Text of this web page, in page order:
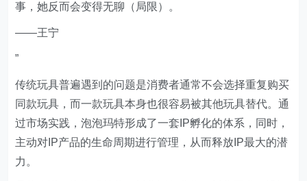
事，她反而会变得无聊（局限）。
——王宁
”
传统玩具普遍遇到的问题是消费者通常不会选择重复购买
同款玩具，而一款玩具本身也很容易被其他玩具替代。通
过市场实践，泡泡玛特形成了一套IP孵化的体系，同时，
主动对IP产品的生命周期进行管理，从而释放IP最大的潜
力。